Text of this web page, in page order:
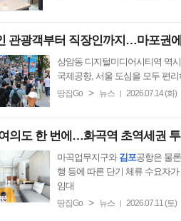
관광객부터 직장인까지…마포권
상암동 디지털미디어시티역 역
국제공항, 서울 도심을 모두 편
땅집Go > 뉴스 | 2026.07.14 (화)
의도 한 번에…화곡역 초역세권
마곡업무지구와 김포공항은 물
행 등에 따른 단기 체류 수요자
임대
땅집Go > 뉴스 | 2026.07.11 (토)